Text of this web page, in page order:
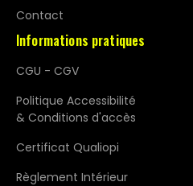
Contact
Informations pratiques
CGU - CGV
Politique Accessibilité
& Conditions d'accès
Certificat Qualiopi
Règlement Intérieur